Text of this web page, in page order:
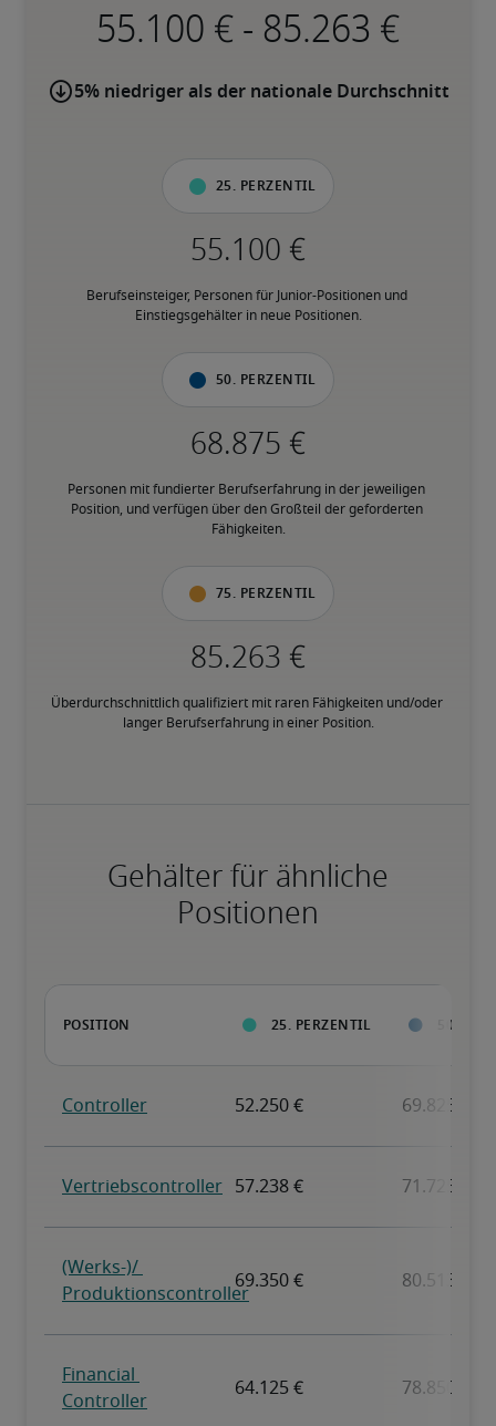
-
5% niedriger als der nationale Durchschnitt
25. Perzentil
Berufseinsteiger, Personen für Junior-Positionen und
Einstiegsgehälter in neue Positionen.
50. Perzentil
Personen mit fundierter Berufserfahrung in der jeweiligen
Position, und verfügen über den Großteil der geforderten
Fähigkeiten.
75. Perzentil
Überdurchschnittlich qualifiziert mit raren Fähigkeiten und/oder
langer Berufserfahrung in einer Position.
Gehälter für ähnliche
Positionen